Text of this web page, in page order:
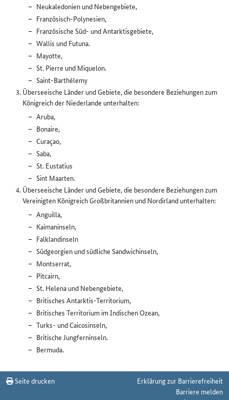
Neukaledonien und Nebengebiete,
Französisch-Polynesien,
Französische Süd- und Antarktisgebiete,
Wallis und Futuna.
Mayotte,
St. Pierre und Miquelon.
Saint-Barthélemy
Überseeische Länder und Gebiete, die besondere Beziehungen zum
Königreich der Niederlande unterhalten:
Aruba,
Bonaire,
Curaçao,
Saba,
St. Eustatius
Sint Maarten.
Überseeische Länder und Gebiete, die besondere Beziehungen zum
Vereinigten Königreich Großbritannien und Nordirland unterhalten:
Anguilla,
Kaimaninseln,
Falklandinseln
Südgeorgien und südliche Sandwichinseln,
Montserrat,
Pitcairn,
St. Helena und Nebengebiete,
Britisches Antarktis-Territorium,
Britisches Territorium im Indischen Ozean,
Turks- und Caicosinseln,
Britische Jungferninseln.
Bermuda.
Seite drucken
Erklärung zur Barrierefreiheit
Barriere melden